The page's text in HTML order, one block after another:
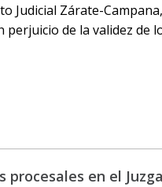
Judicial Zárate-
de la validez de
procesales en el